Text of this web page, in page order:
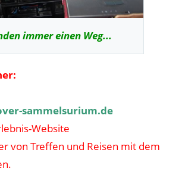
immer einen Weg...
sammelsurium.de
Website
von Treffen und Reisen mit dem